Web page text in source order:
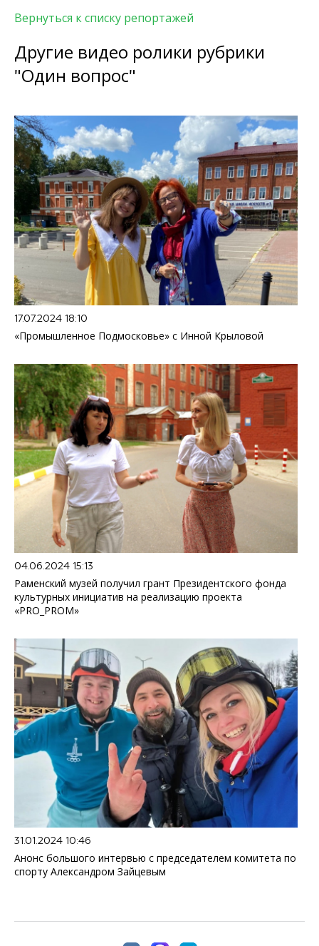
Вернуться к списку репортажей
Другие видео ролики рубрики
"Один вопрос"
17.07.2024 18:10
«Промышленное Подмосковье» с Инной Крыловой
04.06.2024 15:13
Раменский музей получил грант Президентского фонда
культурных инициатив на реализацию проекта
«PRO_PROM»
31.01.2024 10:46
Анонс большого интервью с председателем комитета по
спорту Александром Зайцевым